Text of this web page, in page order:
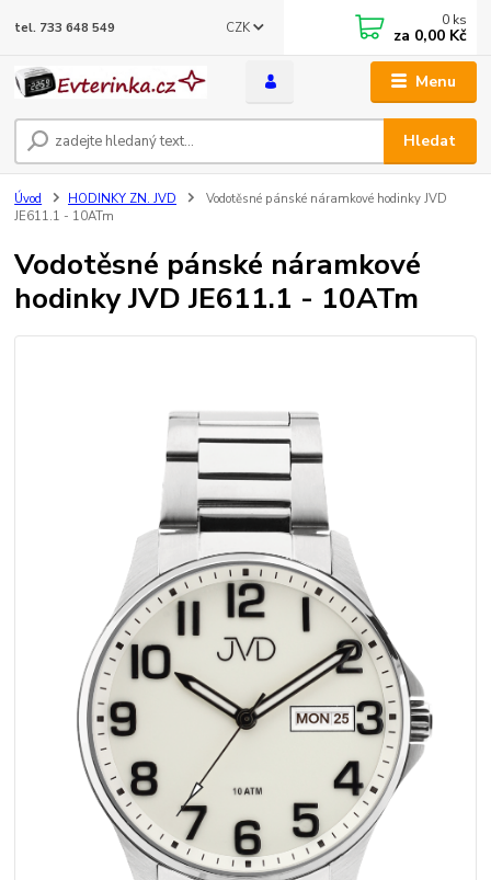
Menu
CZK
Hledat
tel. 733 648 549 0 ks
za 0,00 Kč
Úvod HODINKY ZN. JVD
Vodotěsné pánské náramkové hodinky JVD
JE611.1 - 10ATm
Vodotěsné pánské náramkové
hodinky JVD JE611.1 - 10ATm